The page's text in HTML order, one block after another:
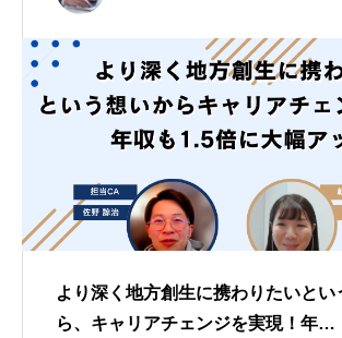
より深く地方創生に携わりたいとい
ら、キャリアチェンジを実現！年…